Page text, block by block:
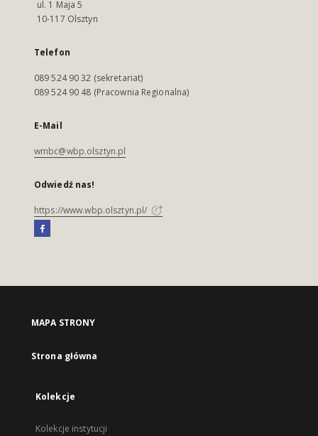
ul. 1 Maja 5
10-117 Olsztyn
Telefon
089 524 90 32 (sekretariat)
089 524 90 48 (Pracownia Regionalna)
E-Mail
wmbc@wbp.olsztyn.pl
Odwiedź nas!
https://www.wbp.olsztyn.pl/
MAPA STRONY
Strona główna
Kolekcje
Kolekcje instytucji